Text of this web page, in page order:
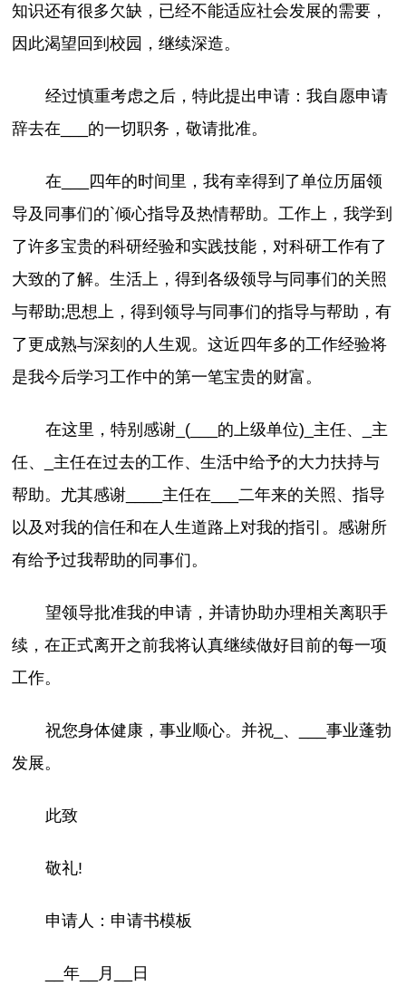
知识还有很多欠缺，已经不能适应社会发展的需要，
因此渴望回到校园，继续深造。
经过慎重考虑之后，特此提出申请：我自愿申请
辞去在___的一切职务，敬请批准。
在___四年的时间里，我有幸得到了单位历届领
导及同事们的`倾心指导及热情帮助。工作上，我学到
了许多宝贵的科研经验和实践技能，对科研工作有了
大致的了解。生活上，得到各级领导与同事们的关照
与帮助;思想上，得到领导与同事们的指导与帮助，有
了更成熟与深刻的人生观。这近四年多的工作经验将
是我今后学习工作中的第一笔宝贵的财富。
在这里，特别感谢_(___的上级单位)_主任、_主
任、_主任在过去的工作、生活中给予的大力扶持与
帮助。尤其感谢____主任在___二年来的关照、指导
以及对我的信任和在人生道路上对我的指引。感谢所
有给予过我帮助的同事们。
望领导批准我的申请，并请协助办理相关离职手
续，在正式离开之前我将认真继续做好目前的每一项
工作。
祝您身体健康，事业顺心。并祝_、___事业蓬勃
发展。
此致
敬礼!
申请人：申请书模板
__年__月__日